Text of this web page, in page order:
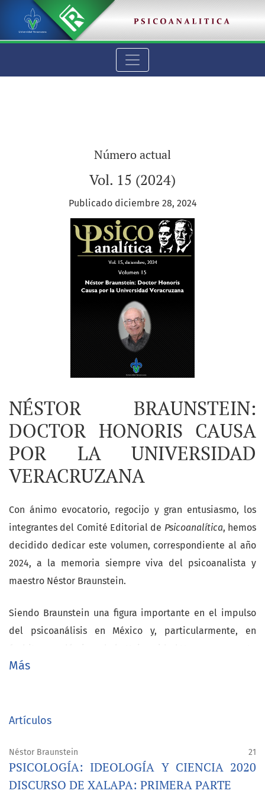
Psicoanalítica
Número actual
Vol. 15 (2024)
Publicado diciembre 28, 2024
NÉSTOR BRAUNSTEIN:
DOCTOR HONORIS CAUSA
POR LA UNIVERSIDAD
VERACRUZANA
Con ánimo evocatorio, regocijo y gran entusiasmo, los
integrantes del Comité Editorial de Psicoanalítica, hemos
decidido dedicar este volumen, correspondiente al año
2024, a la memoria siempre viva del psicoanalista y
maestro Néstor Braunstein.
Siendo Braunstein una figura importante en el impulso
del psicoanálisis en México y, particularmente, en
ámbitos académicos de la Universidad Veracruzana, esta
Universidad le brindó, en el 2020, un reconocimiento al
agradecimiento.
Corresponde ahora a esta revista, -de la cual fue asiduo
colaborador- a través de artículos de algunos de los
integrantes del Comité Editorial, brindarle un merecido
Más
Artículos
Néstor Braunstein 21
PSICOLOGÍA: IDEOLOGÍA Y CIENCIA 2020
DISCURSO DE XALAPA: PRIMERA PARTE